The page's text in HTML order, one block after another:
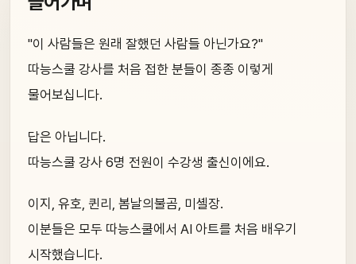
"이 사람들은 원래 잘했던 사람들 아닌가요?"
따능스쿨 강사를 처음 접한 분들이 종종 이렇게
물어보십니다.
답은 아닙니다.
따능스쿨 강사 6명 전원이 수강생 출신이에요.
이지, 유호, 퀸리, 봄날의불곰, 미셸장.
이분들은 모두 따능스쿨에서 AI 아트를 처음 배우기
시작했습니다.